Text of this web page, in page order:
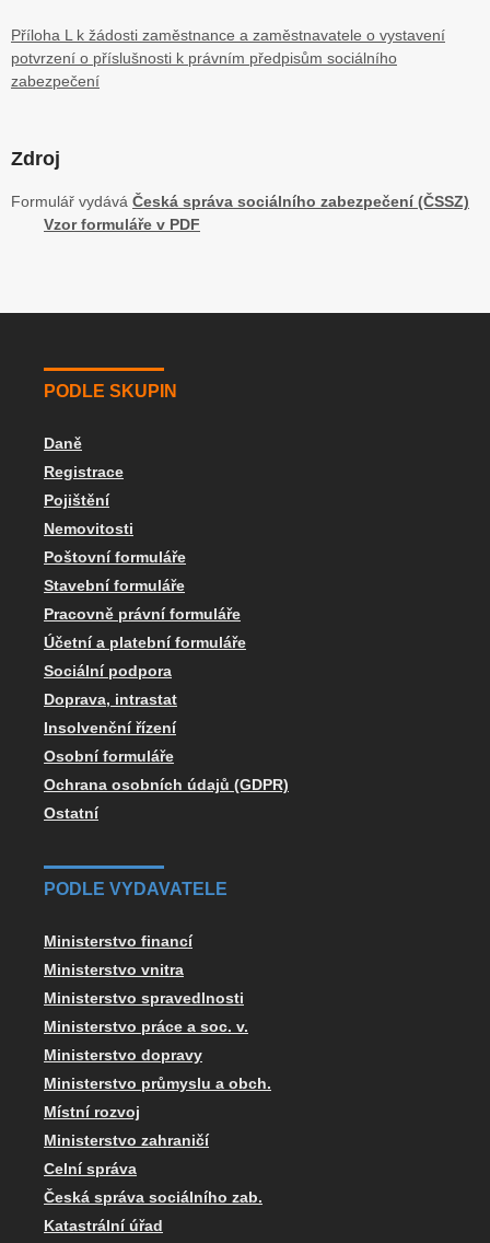
Příloha L k žádosti zaměstnance a zaměstnavatele o vystavení
potvrzení o příslušnosti k právním předpisům sociálního
zabezpečení
Zdroj
Formulář vydává Česká správa sociálního zabezpečení (ČSSZ)
Vzor formuláře v PDF
PODLE SKUPIN
Daně
Registrace
Pojištění
Nemovitosti
Poštovní formuláře
Stavební formuláře
Pracovně právní formuláře
Účetní a platební formuláře
Sociální podpora
Doprava, intrastat
Insolvenční řízení
Osobní formuláře
Ochrana osobních údajů (GDPR)
Ostatní
PODLE VYDAVATELE
Ministerstvo financí
Ministerstvo vnitra
Ministerstvo spravedlnosti
Ministerstvo práce a soc. v.
Ministerstvo dopravy
Ministerstvo průmyslu a obch.
Místní rozvoj
Ministerstvo zahraničí
Celní správa
Česká správa sociálního zab.
Katastrální úřad